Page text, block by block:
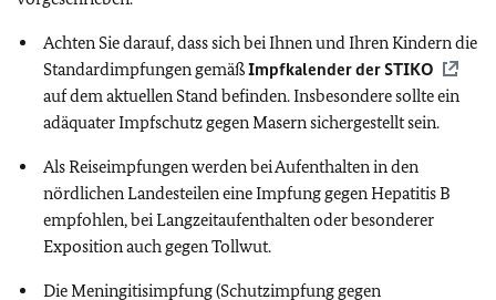
Achten Sie darauf, dass sich bei Ihnen und Ihren Kindern die
Standardimpfungen gemäßImpfkalender derSTIKO
auf dem aktuellen Stand befinden.Insbesondere sollte ein
adäquater Impfschutz gegen Masern sichergestellt sein.
Als Reiseimpfungen werden bei Aufenthalten in den
nördlichen Landesteilen eine Impfung gegen Hepatitis B
empfohlen, bei Langzeitaufenthalten oder besonderer
Exposition auch gegen Tollwut.
Die Meningitisimpfung (Schutzimpfung gegen